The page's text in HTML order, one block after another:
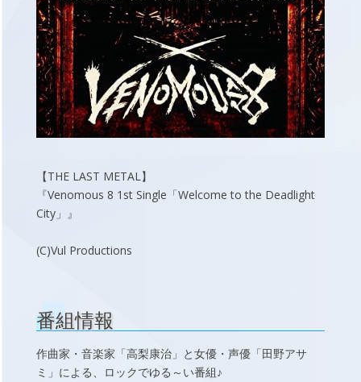
【THE LAST METAL】
『Venomous 8 1st Single「Welcome to the Deadlight
City」』
(C)Vul Productions
番組情報
作曲家・音楽家「高梨康治」と女優・声優「田野アサ
ミ」による、ロックでゆる～い番組♪